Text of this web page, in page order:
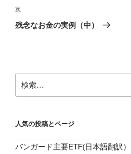
ビ
ゲ
ン
稿
次
の
次
残念なお金の実例（中）
索:
人気の投稿とページ
バンガード主要ETF(日本語翻訳